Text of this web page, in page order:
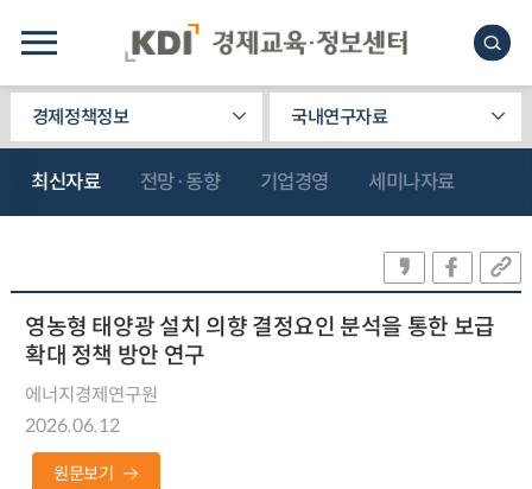
경제정책정보 국내연구자료
최신자료 전망·동향 기업경영 세미나자료
영농형 태양광 설치 의향 결정요인 분석을 통한 보급
확대 정책 방안 연구
에너지경제연구원
2026.06.12
원문보기